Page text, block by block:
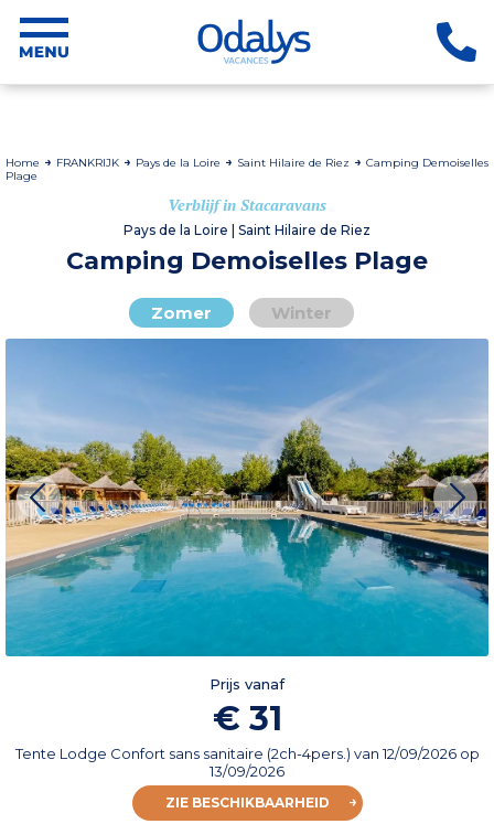
Home FRANKRIJK Pays de la Loire Saint Hilaire de Riez
Camping Demoiselles
Plage
Verblijf in Stacaravans
Pays de la Loire | Saint Hilaire de Riez
Camping Demoiselles Plage
Zomer Winter
Prijs vanaf
€ 31
Tente Lodge Confort sans sanitaire (2ch-4pers.) van12/09/2026op
13/09/2026
ZIE BESCHIKBAARHEID